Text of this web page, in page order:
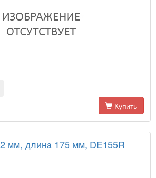
Купить
мм, длина 175 мм, DE155R